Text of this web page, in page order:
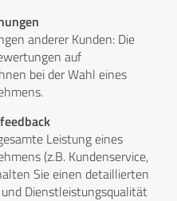
anderer Kunden: Die
auf
bei der Wahl eines
Leistung eines
(z.B. Kundenservice,
Sie einen detaillierten
Dienstleistungsqualität